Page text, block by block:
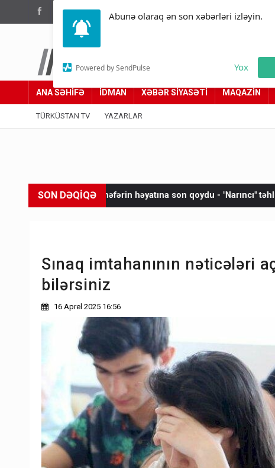
Abunə olaraq ən son xəbərləri izləyin.
Powered by SendPulse Yox
(012) 449 94 05
Türküstan.az
Adımız yolumuzdur
ANA SƏHİFƏ İDMAN XƏBƏR SİYASƏTİ MAQAZİN
TÜRKÜSTAN TV YAZARLAR
SON DƏQİQƏ
20 nəfərin həyatına son qoydu - "Narıncı" təhlükə Yeni
Sınaq imtahanının nəticələri
bilərsiniz
16 Aprel 2025 16:56